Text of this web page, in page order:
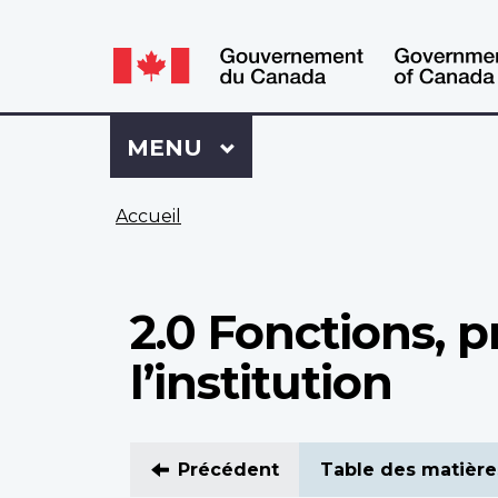
Language
switcher
Language
switcher
Se
connecter
à
Dossier
Menu
MENU PRINCIPAL
Accueil
2.0 Fonctions,
l’institution
Précédent Table des